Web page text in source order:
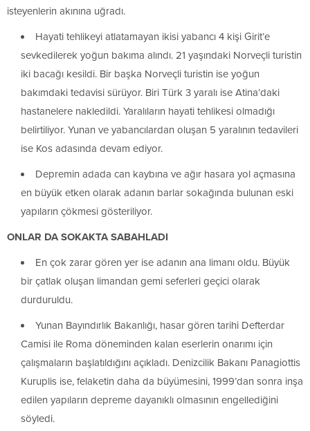
isteyenlerin akınına uğradı.
Hayati tehlikeyi atlatamayan ikisi yabancı 4 kişi Girit’e
sevkedilerek yoğun bakıma alındı. 21 yaşındaki Norveçli turistin
iki bacağı kesildi. Bir başka Norveçli turistin ise yoğun
bakımdaki tedavisi sürüyor. Biri Türk 3 yaralı ise Atina’daki
hastanelere nakledildi. Yaralıların hayati tehlikesi olmadığı
belirtiliyor. Yunan ve yabancılardan oluşan 5 yaralının tedavileri
ise Kos adasında devam ediyor.
Depremin adada can kaybına ve ağır hasara yol açmasına
en büyük etken olarak adanın barlar sokağında bulunan eski
yapıların çökmesi gösteriliyor.
ONLAR DA SOKAKTA SABAHLADI
En çok zarar gören yer ise adanın ana limanı oldu. Büyük
bir çatlak oluşan limandan gemi seferleri geçici olarak
durduruldu.
Yunan Bayındırlık Bakanlığı, hasar gören tarihi Defterdar
Camisi ile Roma döneminden kalan eserlerin onarımı için
çalışmaların başlatıldığını açıkladı. Denizcilik Bakanı Panagiottis
Kuruplis ise, felaketin daha da büyümesini, 1999’dan sonra inşa
edilen yapıların depreme dayanıklı olmasının engellediğini
söyledi.